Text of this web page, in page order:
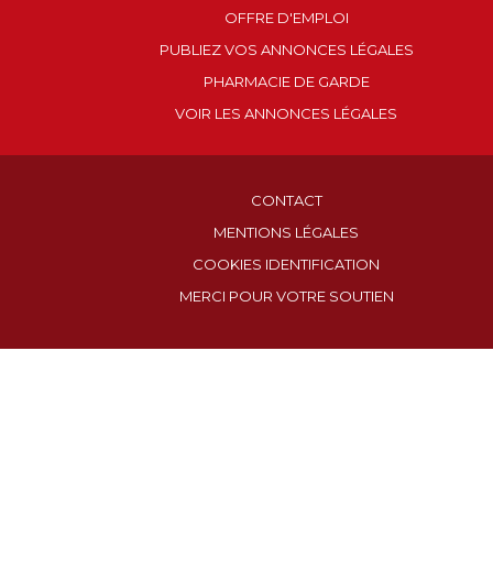
OFFRE D'EMPLOI
PUBLIEZ VOS ANNONCES LÉGALES
PHARMACIE DE GARDE
VOIR LES ANNONCES LÉGALES
CONTACT
MENTIONS LÉGALES
COOKIES IDENTIFICATION
MERCI POUR VOTRE SOUTIEN